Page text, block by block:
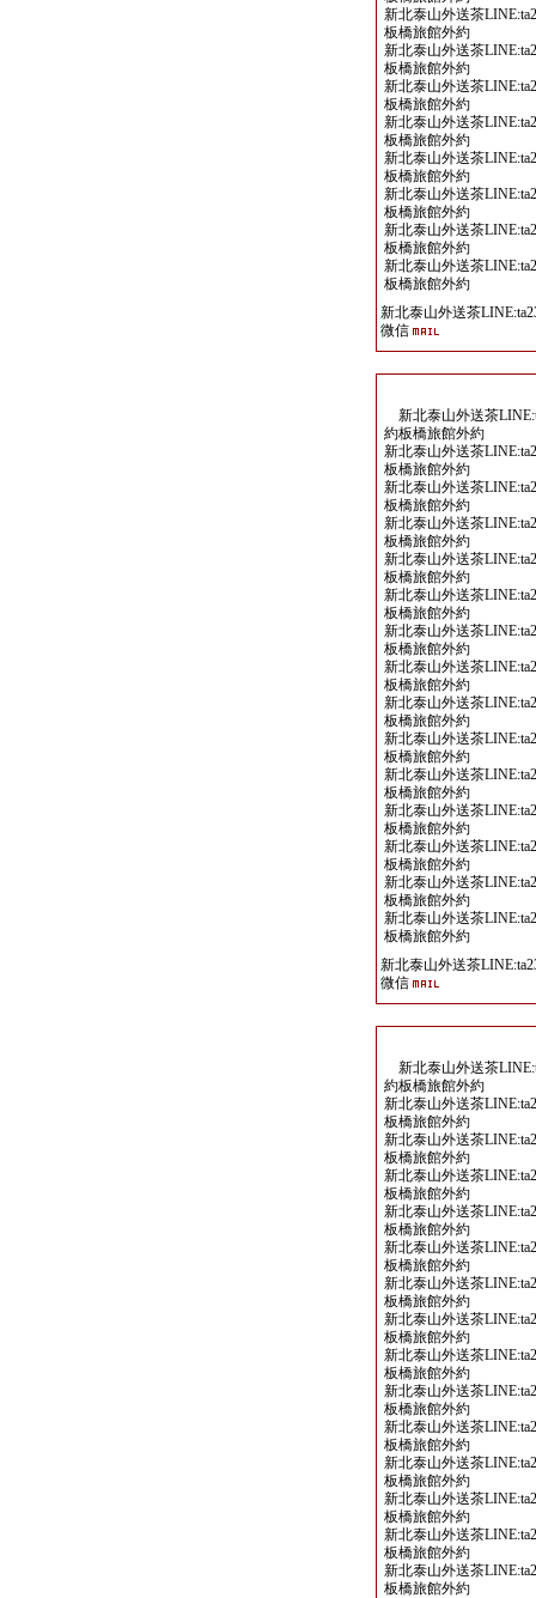
新北泰山外送茶
板橋旅館外約
新北泰山外送茶
板橋旅館外約
新北泰山外送茶
板橋旅館外約
新北泰山外送茶
板橋旅館外約
新北泰山外送茶
板橋旅館外約
新北泰山外送茶
板橋旅館外約
新北泰山外送茶
板橋旅館外約
新北泰山外送茶
板橋旅館外約
新北泰山外送茶
微信
新北泰山外送茶
約板橋旅館外約
新北泰山外送茶
板橋旅館外約
新北泰山外送茶
板橋旅館外約
新北泰山外送茶
板橋旅館外約
新北泰山外送茶
板橋旅館外約
新北泰山外送茶
板橋旅館外約
新北泰山外送茶
板橋旅館外約
新北泰山外送茶
板橋旅館外約
新北泰山外送茶
板橋旅館外約
新北泰山外送茶
板橋旅館外約
新北泰山外送茶
板橋旅館外約
新北泰山外送茶
板橋旅館外約
新北泰山外送茶
板橋旅館外約
新北泰山外送茶
板橋旅館外約
新北泰山外送茶
板橋旅館外約
新北泰山外送茶
微信
新北泰山外送茶
約板橋旅館外約
新北泰山外送茶
板橋旅館外約
新北泰山外送茶
板橋旅館外約
新北泰山外送茶
板橋旅館外約
新北泰山外送茶
板橋旅館外約
新北泰山外送茶
板橋旅館外約
新北泰山外送茶
板橋旅館外約
新北泰山外送茶
板橋旅館外約
新北泰山外送茶
板橋旅館外約
新北泰山外送茶
板橋旅館外約
新北泰山外送茶
板橋旅館外約
新北泰山外送茶
板橋旅館外約
新北泰山外送茶
板橋旅館外約
新北泰山外送茶
板橋旅館外約
新北泰山外送茶
板橋旅館外約